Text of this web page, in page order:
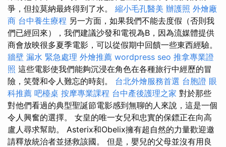
爭，但拉莫納最終得到了水。 縮小毛孔醫美 辦護照 外燴廠
商 台中養生療程 另一方面，如果我們不能去度假（否則我
們已經回來），我們建議沙發和電視為B，因為流媒體提供
商會放映很多夏季電影，可以從假期中回饋一些東西經驗。
牆壁 漏水 緊急處理 外燴推薦 wordpress seo 推拿專業證
照 這些電影使我們能夠沉浸在角色在各種旅行中經歷的冒
險，笑聲和令人難忘的時刻。 台北外燴服務首選 台胞證 眼
科推薦 吧檯桌 按摩專業課程 台中產後護理之家 對於那些
對他們看過的典型聖誕節電影感到無聊的人來說，這是一個
令人興奮的選擇。 女皇的唯一女兒和忠實的保鏢正在向高
盧人尋求幫助。 Asterix和Obelix擁有超自然的力量歡迎邀
請釋放統治者並拯救該國。 但是，嬰兒的父母並沒有用良